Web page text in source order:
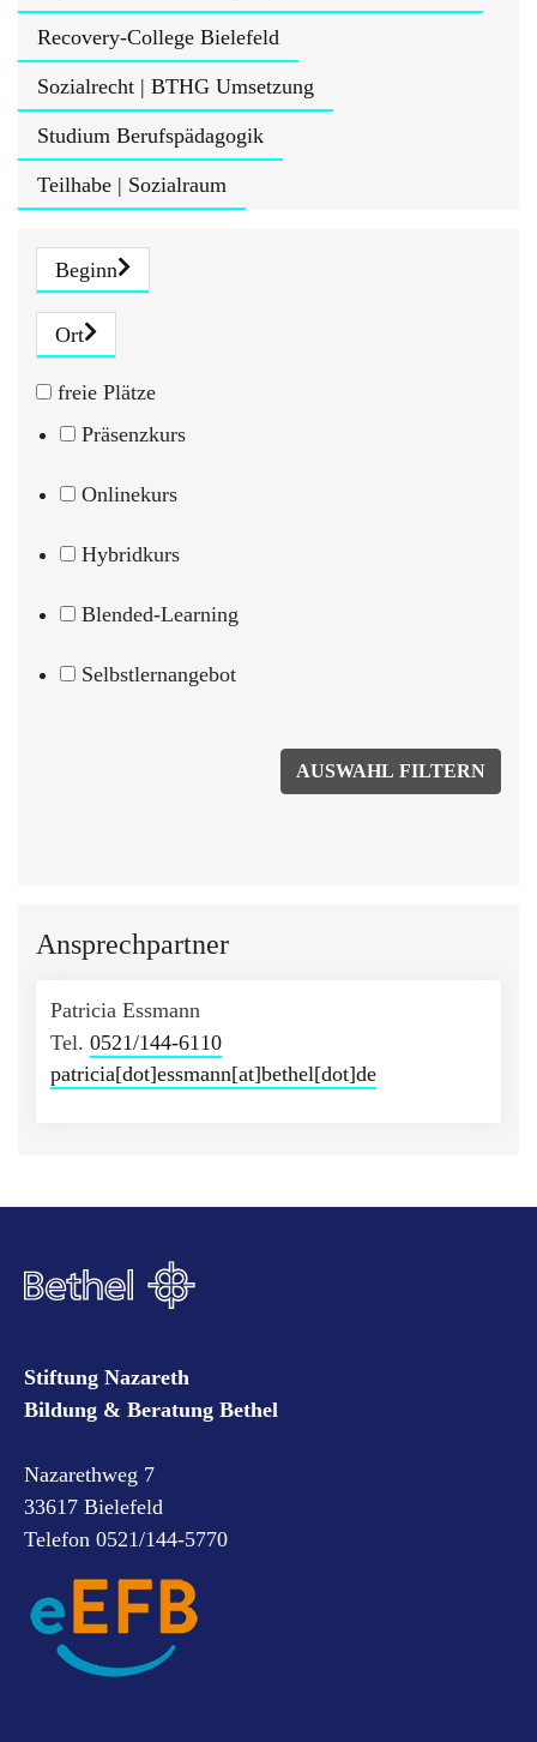
Recovery-College Bielefeld
Sozialrecht | BTHG Umsetzung
Studium Berufspädagogik
Teilhabe | Sozialraum
Beginn
Ort
freie Plätze
Präsenzkurs
Onlinekurs
Hybridkurs
Blended-Learning
Selbstlernangebot
Ansprechpartner
Patricia Essmann
Tel. 0521/144-6110
patricia[dot]essmann[at]bethel[dot]de
Stiftung Nazareth
Bildung & Beratung Bethel
Nazarethweg 7
33617 Bielefeld
Telefon 0521/144-5770